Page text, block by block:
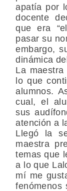
apatía por
docente
que era
pasar su
embargo,
dinámica
La
lo que
alumnos.
cual, el
sus
atención a
Llegó la
maestra
temas que
a lo que
mí me
fenómenos